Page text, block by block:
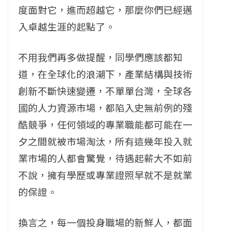
度面對它，進而超越它，那麼你們已經邁
入卓越生涯的起點了。
不用我們再多做提醒，同學們應該都知
道，在全球化的浪潮下，產業結構與技術
創新不斷快速變遷，不單單台灣，全球各
國的人力資源市場，都陷入史無前例的殘
酷競爭，任何領域的專業職能都可能在一
夕之間就被市場淘汰，所有這幾年投入就
業市場的人都會驚覺，待遇起薪大不如前
不說，擁有學歷或專業證照早就不是就業
的保證。
換言之，每一個投身職場的新鮮人，都面